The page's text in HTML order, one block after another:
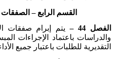
القسم الرابع – الصفقات
الفصل 44 –
يتم إبرام صفقات
والدراسات باعتماد الإجراءات
التقديرية للطلبات باعتبار جميع